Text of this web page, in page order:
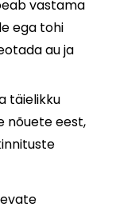
vastama
ega tohi
au ja
täielikku
nõuete eest,